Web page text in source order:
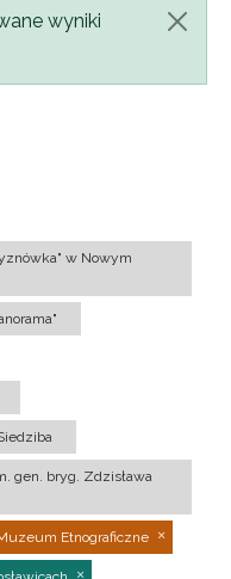
wyniki
w Nowym
gen. bryg. Zdzisława
Etnograficzne